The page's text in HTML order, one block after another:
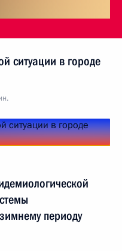
ситуации в городе
периоду